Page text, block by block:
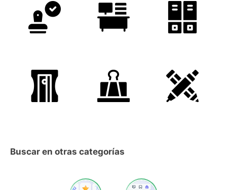
Buscar en otras categorías